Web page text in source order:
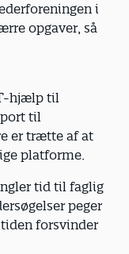
i
opgaver, så
hjælp til
til
er trætte af at
platforme.
tid til faglig
peger
forsvinder